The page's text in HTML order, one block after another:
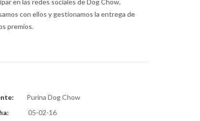
en las redes sociales de Dog Chow,
con ellos y gestionamos la entrega de
premios.
Purina Dog Chow
05-02-16